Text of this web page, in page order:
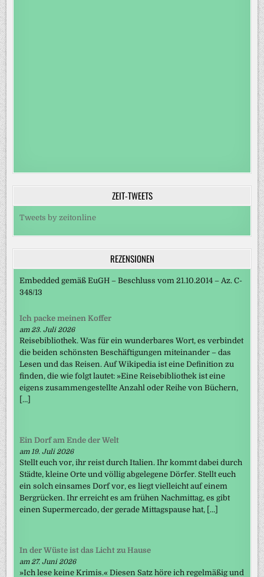
ZEIT-TWEETS
Tweets by zeitonline
REZENSIONEN
Embedded gemäß EuGH – Beschluss vom 21.10.2014 – Az. C-
348/13
Ich packe meinen Koffer
am 23. Juli 2026
Reisebibliothek. Was für ein wunderbares Wort, es verbindet
die beiden schönsten Beschäftigungen miteinander – das
Lesen und das Reisen. Auf Wikipedia ist eine Definition zu
finden, die wie folgt lautet: »Eine Reisebibliothek ist eine
eigens zusammengestellte Anzahl oder Reihe von Büchern,
[…]
Ein Dorf am Ende der Welt
am 19. Juli 2026
Stellt euch vor, ihr reist durch Italien. Ihr kommt dabei durch
Städte, kleine Orte und völlig abgelegene Dörfer. Stellt euch
ein solch einsames Dorf vor, es liegt vielleicht auf einem
Bergrücken. Ihr erreicht es am frühen Nachmittag, es gibt
einen Supermercado, der gerade Mittagspause hat, […]
In der Wüste ist das Licht zu Hause
am 27. Juni 2026
»Ich lese keine Krimis.« Diesen Satz höre ich regelmäßig und